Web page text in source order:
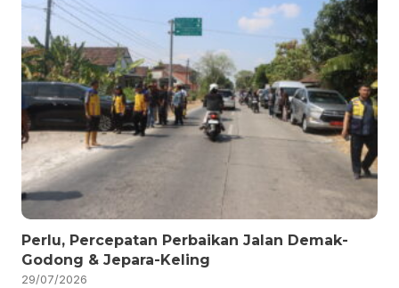
Perlu, Percepatan Perbaikan Jalan Demak-
Godong & Jepara-Keling
29/07/2026